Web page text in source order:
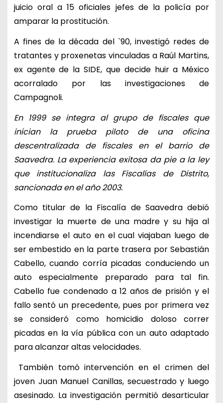
juicio oral a 15 oficiales jefes de la policía por
amparar la prostitución.
A fines de la década del `90, investigó redes de
tratantes y proxenetas vinculadas a Raúl Martins,
ex agente de la SIDE, que decide huir a México
acorralado por las investigaciones de
Campagnoli.
En 1999 se integra al grupo de fiscales que
inician la prueba piloto de una oficina
descentralizada de fiscales en el barrio de
Saavedra. La experiencia exitosa da pie a la ley
que institucionaliza las Fiscalías de Distrito,
sancionada en el año 2003.
Como titular de la Fiscalía de Saavedra debió
investigar la muerte de una madre y su hija al
incendiarse el auto en el cual viajaban luego de
ser embestido en la parte trasera por Sebastián
Cabello, cuando corría picadas conduciendo un
auto especialmente preparado para tal fin.
Cabello fue condenado a 12 años de prisión y el
fallo sentó un precedente, pues por primera vez
se consideró como homicidio doloso correr
picadas en la vía pública con un auto adaptado
para alcanzar altas velocidades.
También tomó intervención en el crimen del
joven Juan Manuel Canillas, secuestrado y luego
asesinado. La investigación permitió desarticular